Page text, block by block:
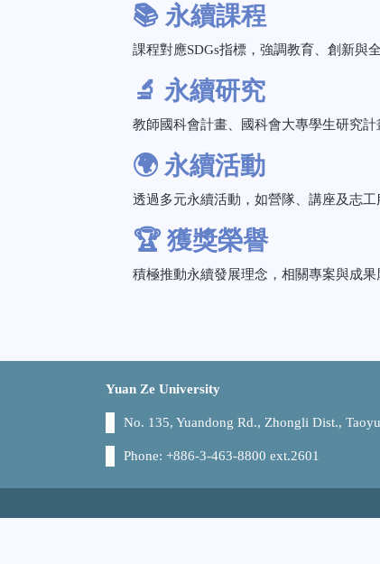
📚 永續課程
課程對應SDGs指標，強調教育、創新與
🔬 永續研究
教師國科會計畫、國科會大專學生研究
🌍 永續活動
透過多元永續活動，如營隊、講座及志工
🏆 獲獎榮譽
積極推動永續發展理念，相關專案與成果
Yuan Ze University
No. 135, Yuandong Rd., Zhongli Dist.,
Phone: +886-3-463-8800 ext.2601